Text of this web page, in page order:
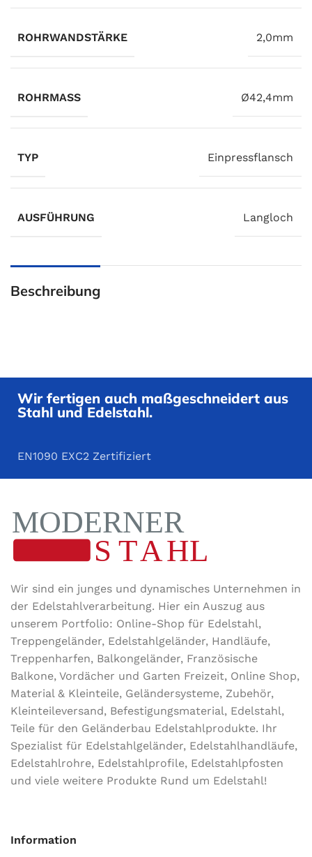
ROHRWANDSTÄRKE 2,0mm
ROHRMASS Ø42,4mm
TYP Einpressflansch
AUSFÜHRUNG Langloch
Beschreibung
Wir fertigen auch maßgeschneidert aus
Stahl und Edelstahl.
EN1090 EXC2 Zertifiziert
Wir sind ein junges und dynamisches Unternehmen in
der Edel­stahl­ver­arbeitung. Hier ein Auszug aus
unserem Portfolio: Online-Shop für Edelstahl,
Treppengeländer, Edelstahlgeländer, Handläufe,
Treppenharfen, Balkongeländer, Französische
Balkone, Vordächer und Garten Freizeit, Online Shop,
Material & Kleinteile, Geländersysteme, Zubehör,
Kleinteileversand, Befestigungsmaterial, Edelstahl,
Teile für den Geländerbau Edelstahlprodukte. Ihr
Spezialist für Edelstahlgeländer, Edelstahlhandläufe,
Edelstahlrohre, Edelstahlprofile, Edelstahlpfosten
und viele weitere Produkte Rund um Edelstahl!
Information